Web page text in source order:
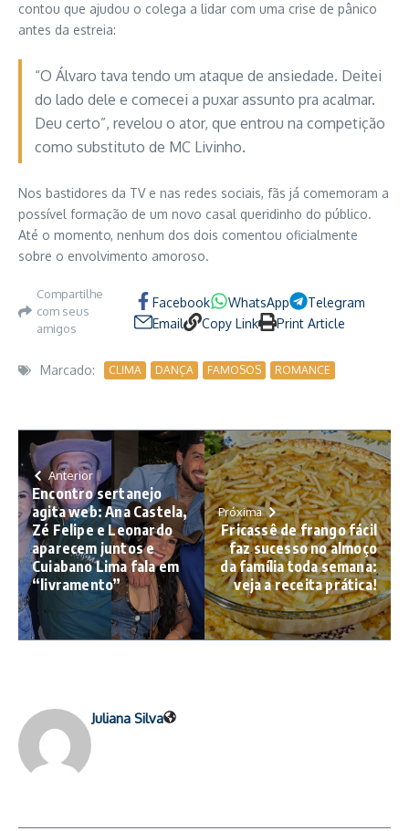
contou que ajudou o colega a lidar com uma crise de pânico
antes da estreia:
“O Álvaro tava tendo um ataque de ansiedade. Deitei
do lado dele e comecei a puxar assunto pra acalmar.
Deu certo”, revelou o ator, que entrou na competição
como substituto de MC Livinho.
Nos bastidores da TV e nas redes sociais, fãs já comemoram a
possível formação de um novo casal queridinho do público.
Até o momento, nenhum dos dois comentou oficialmente
sobre o envolvimento amoroso.
Compartilhe
com seus
amigos
Facebook WhatsApp
Telegram
Email
Copy Link Print Article
Marcado: CLIMA DANÇA FAMOSOS ROMANCE
Anterior
Encontro sertanejo
agita web: Ana Castela,
Zé Felipe e Leonardo
aparecem juntos e
Cuiabano Lima fala em
“livramento”
Próxima
Fricassê de frango fácil
faz sucesso no almoço
da família toda semana:
veja a receita prática!
Juliana Silva